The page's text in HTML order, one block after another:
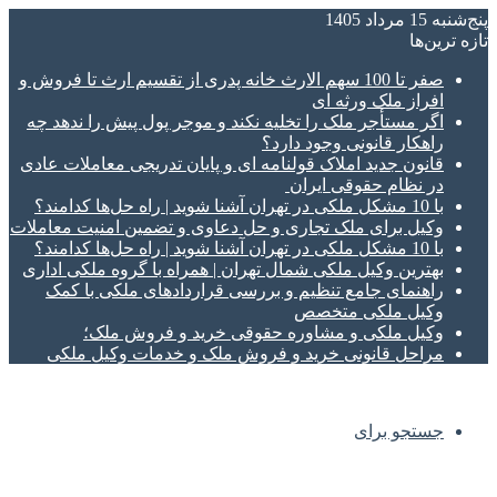
پنج‌شنبه 15 مرداد 1405
تازه‌ ترین‌ها
صفر تا 100 سهم الارث خانه پدری از تقسیم ارث تا فروش و
افراز ملک ورثه ای
اگر مستأجر ملک را تخلیه نکند و موجر پول پیش را ندهد چه
راهکار قانونی وجود دارد؟
قانون جدید املاک قولنامه ای و پایان تدریجی معاملات عادی
در نظام حقوقی ایران
با 10 مشکل ملکی در تهران آشنا شوید | راه حل‌ها کدامند؟
وکیل برای ملک تجاری و حل دعاوی و تضمین امنیت معاملات
با 10 مشکل ملکی در تهران آشنا شوید | راه حل‌ها کدامند؟
بهترین وکیل ملکی شمال تهران | همراه با گروه ملکی اداری
راهنمای جامع تنظیم و بررسی قراردادهای ملکی با کمک
وکیل ملکی متخصص
وکیل ملکی و مشاوره حقوقی خرید و فروش ملک؛
مراحل قانونی خرید و فروش ملک و خدمات وکیل ملکی
جستجو برای